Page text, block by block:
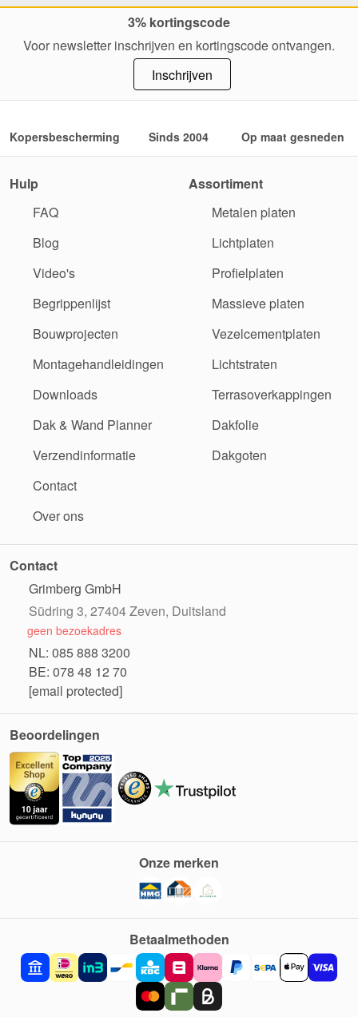
3% kortingscode
Voor newsletter inschrijven en kortingscode ontvangen.
Inschrijven
Kopersbescherming Sinds 2004 Op maat gesneden
Hulp
FAQ
Blog
Video's
Begrippenlijst
Bouwprojecten
Montagehandleidingen
Downloads
Dak & Wand Planner
Verzendinformatie
Contact
Over ons
Assortiment
Metalen platen
Lichtplaten
Profielplaten
Massieve platen
Vezelcementplaten
Lichtstraten
Terrasoverkappingen
Dakfolie
Dakgoten
Contact
Grimberg GmbH
Südring 3, 27404 Zeven, Duitsland
geen bezoekadres
NL: 085 888 3200
BE: 078 48 12 70
[email protected]
Beoordelingen
Betaalmethoden
Onze merken